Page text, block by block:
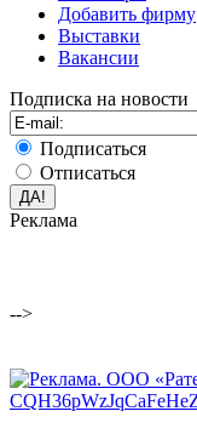
Добавить фирму
Выставки
Вакансии
Подписка на новости
Подписаться
Отписаться
Реклама
-->